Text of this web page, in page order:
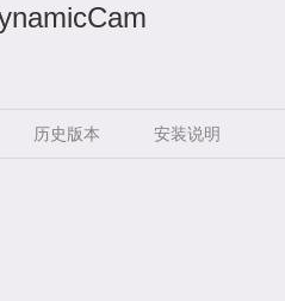
历史版本 安装说明